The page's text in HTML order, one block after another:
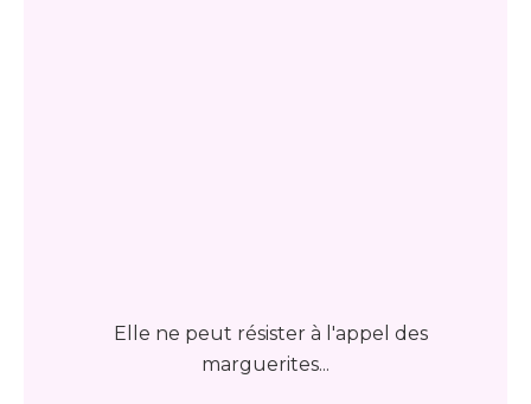
Elle ne peut résister à l'appel des
marguerites...